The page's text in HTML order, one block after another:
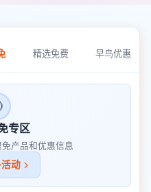
精选免费 早鸟优惠
专区
产品和优惠信息
动